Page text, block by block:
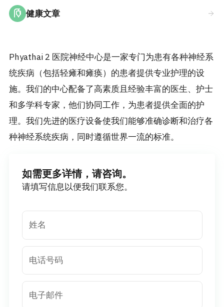
健康文章
Phyathai 2 医院神经中心是一家专门为患有各种神经系
统疾病（包括轻瘫和瘫痪）的患者提供专业护理的设
施。我们的中心配备了高素质且经验丰富的医生、护士
和多学科专家，他们协同工作，为患者提供全面的护
理。我们先进的医疗设备使我们能够准确诊断和治疗各
种神经系统疾病，同时遵循世界一流的标准。
如需更多详情，请咨询。
请填写信息以便我们联系您。
姓名
电话号码
电子邮件